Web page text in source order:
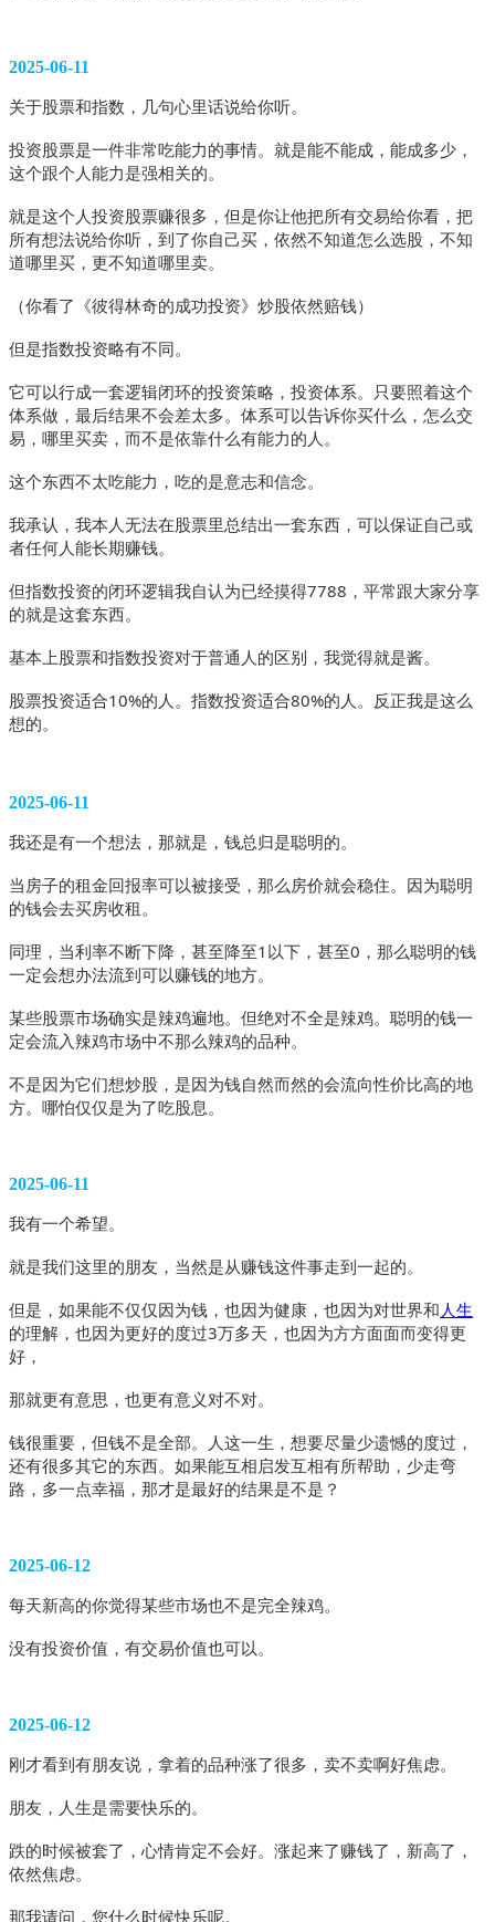
2025-06-11
关于股票和指数，几句心里话说给你听。
投资股票是一件非常吃能力的事情。就是能不能成，能成多少，
这个跟个人能力是强相关的。
就是这个人投资股票赚很多，但是你让他把所有交易给你看，把
所有想法说给你听，到了你自己买，依然不知道怎么选股，不知
道哪里买，更不知道哪里卖。
（你看了《彼得林奇的成功投资》炒股依然赔钱）
但是指数投资略有不同。
它可以行成一套逻辑闭环的投资策略，投资体系。只要照着这个
体系做，最后结果不会差太多。体系可以告诉你买什么，怎么交
易，哪里买卖，而不是依靠什么有能力的人。
这个东西不太吃能力，吃的是意志和信念。
我承认，我本人无法在股票里总结出一套东西，可以保证自己或
者任何人能长期赚钱。
但指数投资的闭环逻辑我自认为已经摸得7788，平常跟大家分享
的就是这套东西。
基本上股票和指数投资对于普通人的区别，我觉得就是酱。
股票投资适合10%的人。指数投资适合80%的人。反正我是这么
想的。
2025-06-11
我还是有一个想法，那就是，钱总归是聪明的。
当房子的租金回报率可以被接受，那么房价就会稳住。因为聪明
的钱会去买房收租。
同理，当利率不断下降，甚至降至1以下，甚至0，那么聪明的钱
一定会想办法流到可以赚钱的地方。
某些股票市场确实是辣鸡遍地。但绝对不全是辣鸡。聪明的钱一
定会流入辣鸡市场中不那么辣鸡的品种。
不是因为它们想炒股，是因为钱自然而然的会流向性价比高的地
方。哪怕仅仅是为了吃股息。
2025-06-11
我有一个希望。
就是我们这里的朋友，当然是从赚钱这件事走到一起的。
但是，如果能不仅仅因为钱，也因为健康，也因为对世界和 人生
的理解，也因为更好的度过3万多天，也因为方方面面而变得更
好，
那就更有意思，也更有意义对不对。
钱很重要，但钱不是全部。人这一生，想要尽量少遗憾的度过，
还有很多其它的东西。如果能互相启发互相有所帮助，少走弯
路，多一点幸福，那才是最好的结果是不是？
2025-06-12
每天新高的你觉得某些市场也不是完全辣鸡。
没有投资价值，有交易价值也可以。
2025-06-12
刚才看到有朋友说，拿着的品种涨了很多，卖不卖啊好焦虑。
朋友，人生是需要快乐的。
跌的时候被套了，心情肯定不会好。涨起来了赚钱了，新高了，
依然焦虑。
那我请问，您什么时候快乐呢。